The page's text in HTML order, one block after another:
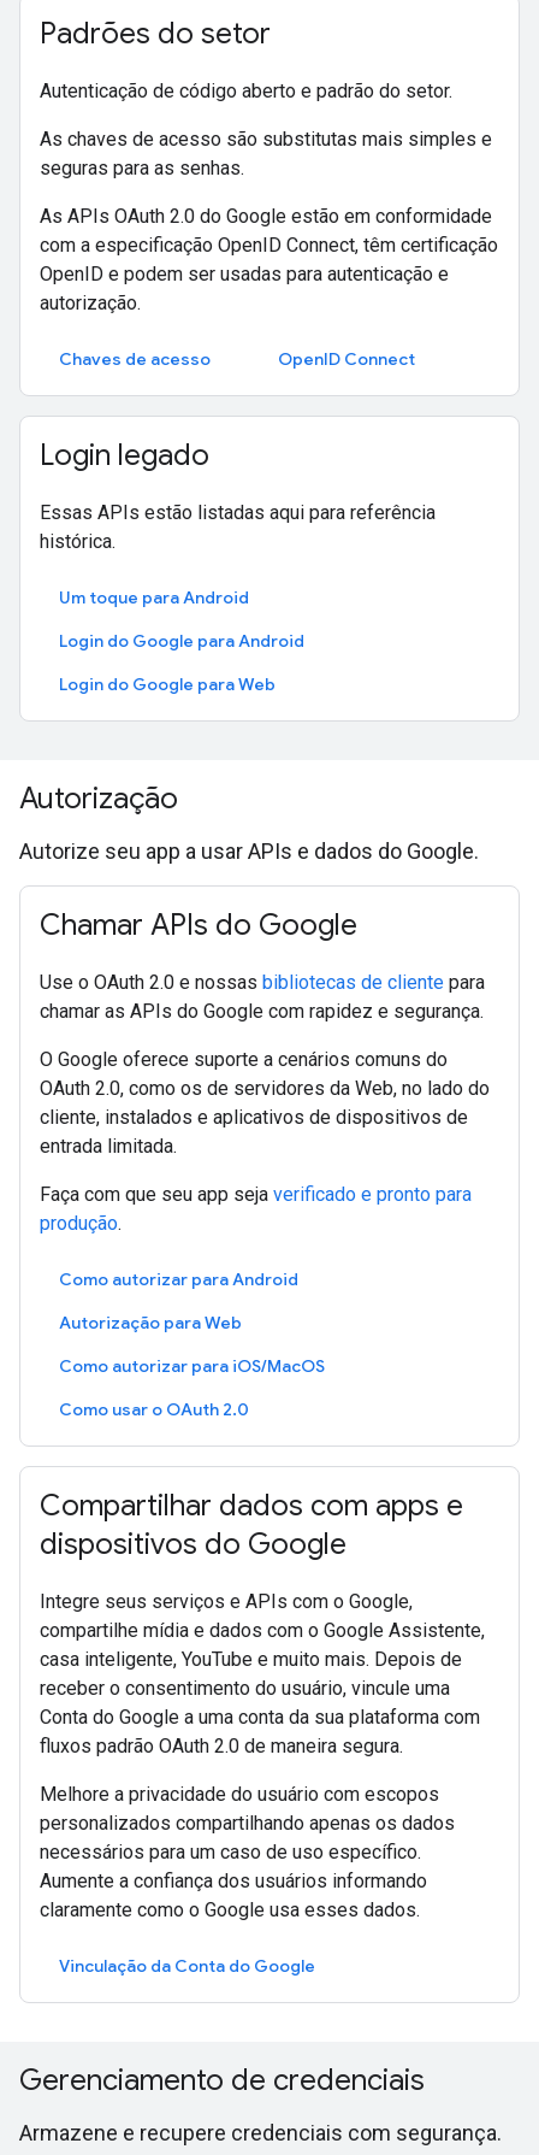
Padrões do setor
Autenticação de código aberto e padrão do setor.
As chaves de acesso são substitutas mais simples e
seguras para as senhas.
As APIs OAuth 2.0 do Google estão em conformidade
com a especificação OpenID Connect, têm certificação
OpenID e podem ser usadas para autenticação e
autorização.
Chaves de acesso OpenID Connect
Login legado
Essas APIs estão listadas aqui para referência
histórica.
Um toque para Android
Login do Google para Android
Login do Google para Web
Autorização
Autorize seu app a usar APIs e dados do Google.
Chamar APIs do Google
Use o OAuth 2.0 e nossas bibliotecas de cliente para
chamar as APIs do Google com rapidez e segurança.
O Google oferece suporte a cenários comuns do
OAuth 2.0, como os de servidores da Web, no lado do
cliente, instalados e aplicativos de dispositivos de
entrada limitada.
Faça com que seu app seja verificado e pronto para
produção.
Como autorizar para Android
Autorização para Web
Como autorizar para iOS/MacOS
Como usar o OAuth 2.0
Compartilhar dados com apps e
dispositivos do Google
Integre seus serviços e APIs com o Google,
compartilhe mídia e dados com o Google Assistente,
casa inteligente, YouTube e muito mais. Depois de
receber o consentimento do usuário, vincule uma
Conta do Google a uma conta da sua plataforma com
fluxos padrão OAuth 2.0 de maneira segura.
Melhore a privacidade do usuário com escopos
personalizados compartilhando apenas os dados
necessários para um caso de uso específico.
Aumente a confiança dos usuários informando
claramente como o Google usa esses dados.
Vinculação da Conta do Google
Gerenciamento de credenciais
Armazene e recupere credenciais com segurança.